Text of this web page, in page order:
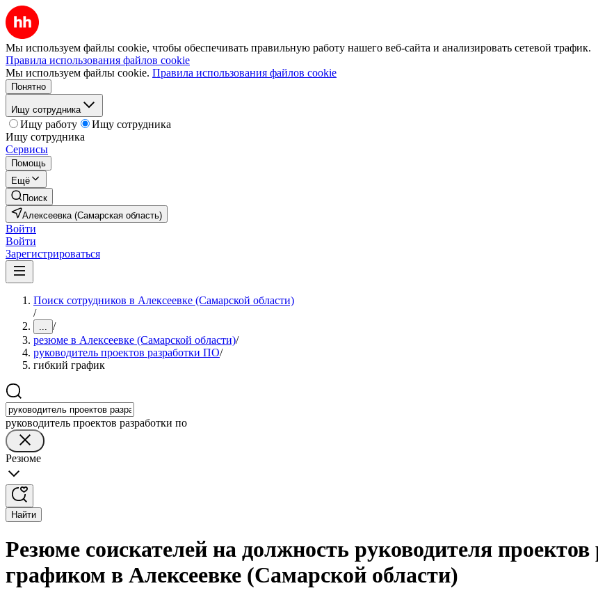
Мы используем файлы cookie, чтобы обеспечивать правильную работу нашего веб-сайта и анализировать сетевой трафик.
Правила использования файлов cookie
Мы используем файлы cookie. Правила использования файлов cookie
Понятно
Ищу сотрудника
Ищу работу
Ищу сотрудника
Ищу сотрудника
Сервисы
Помощь
Ещё
Поиск
Алексеевка (Самарская область)
Войти
Войти
Зарегистрироваться
Поиск сотрудников в Алексеевке (Самарской области)
/
... /
резюме в Алексеевке (Самарской области)/
руководитель проектов разработки ПО/
гибкий график
руководитель проектов разработки по
Резюме
Найти
Резюме соискателей на должность руководителя
графиком в Алексеевке (Самарской области)